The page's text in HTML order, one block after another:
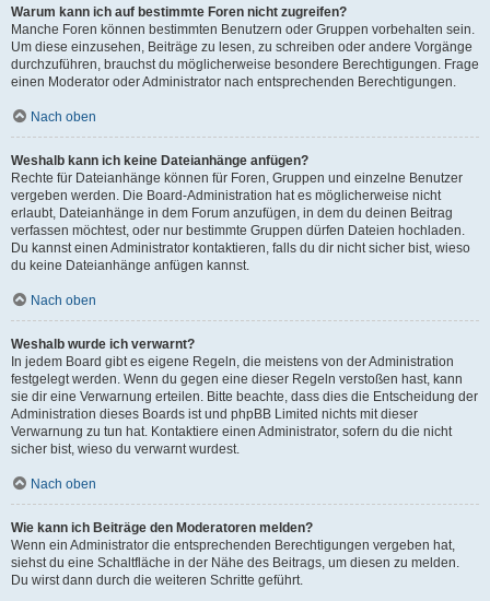
Warum kann ich auf bestimmte Foren nicht zugreifen?
Manche Foren können bestimmten Benutzern oder Gruppen vorbehalten sein.
Um diese einzusehen, Beiträge zu lesen, zu schreiben oder andere Vorgänge
durchzuführen, brauchst du möglicherweise besondere Berechtigungen. Frage
einen Moderator oder Administrator nach entsprechenden Berechtigungen.
Nach oben
Weshalb kann ich keine Dateianhänge anfügen?
Rechte für Dateianhänge können für Foren, Gruppen und einzelne Benutzer
vergeben werden. Die Board-Administration hat es möglicherweise nicht
erlaubt, Dateianhänge in dem Forum anzufügen, in dem du deinen Beitrag
verfassen möchtest, oder nur bestimmte Gruppen dürfen Dateien hochladen.
Du kannst einen Administrator kontaktieren, falls du dir nicht sicher bist, wieso
du keine Dateianhänge anfügen kannst.
Nach oben
Weshalb wurde ich verwarnt?
In jedem Board gibt es eigene Regeln, die meistens von der Administration
festgelegt werden. Wenn du gegen eine dieser Regeln verstoßen hast, kann
sie dir eine Verwarnung erteilen. Bitte beachte, dass dies die Entscheidung der
Administration dieses Boards ist und phpBB Limited nichts mit dieser
Verwarnung zu tun hat. Kontaktiere einen Administrator, sofern du die nicht
sicher bist, wieso du verwarnt wurdest.
Nach oben
Wie kann ich Beiträge den Moderatoren melden?
Wenn ein Administrator die entsprechenden Berechtigungen vergeben hat,
siehst du eine Schaltfläche in der Nähe des Beitrags, um diesen zu melden.
Du wirst dann durch die weiteren Schritte geführt.